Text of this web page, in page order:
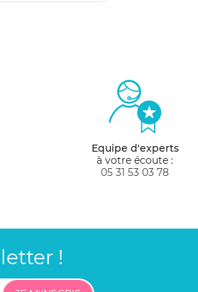
Equipe d'experts
à votre écoute :
05 31 53 03 78
!